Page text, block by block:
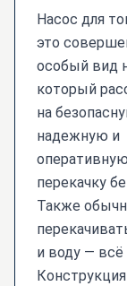
Насос для
это
особый вид
который
на
надежную и
оперативную
перекачку
Также
и воду — всё